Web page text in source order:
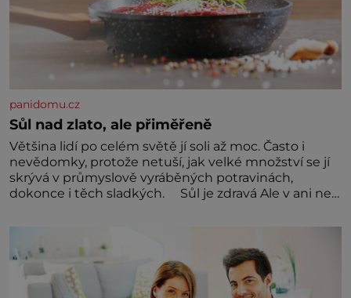
panidomu.cz
Sůl nad zlato, ale přiměřeně
Většina lidí po celém světě jí soli až moc. Často i
nevědomky, protože netuší, jak velké množství se jí
skrývá v průmyslově vyráběných potravinách,
dokonce i těch sladkých. Sůl je zdravá Ale v ani ne
běžné. Její základní složky– sodík a chlór – jsou